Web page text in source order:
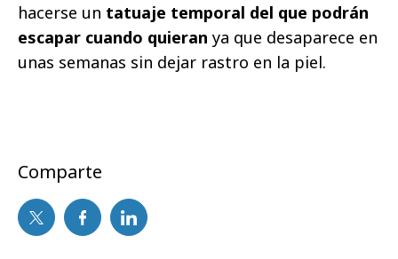
hacerse un tatuaje temporal del que podrán
escapar cuando quieran ya que desaparece en
unas semanas sin dejar rastro en la piel.
Comparte